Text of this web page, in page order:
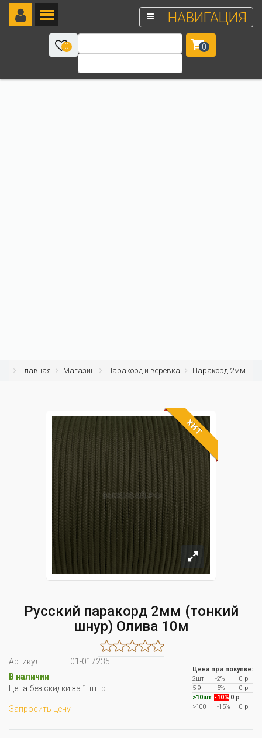
НАВИГАЦИЯ
0 0
Главная Магазин Паракорд и верёвка Паракорд 2мм
ХИТ
Русский паракорд 2мм (тонкий
шнур) Олива 10м
Артикул:
01-017235
В наличии
Цена без скидки за 1шт: р.
Запросить цену
Цена при покупке:
2шт
-2%
0 р
5-9
-5%
0 р
>10шт -10% 0 р
>100
-15% 0 р